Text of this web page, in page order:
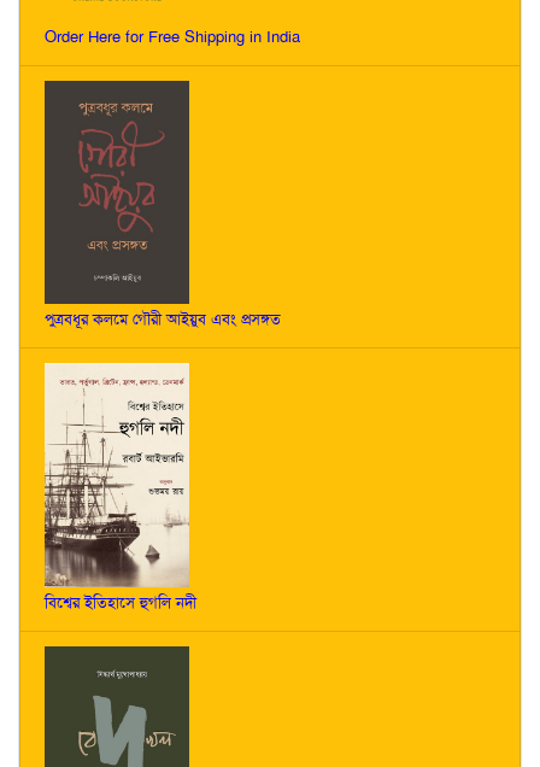
Order Here for Free Shipping in India
পুত্রবধূর কলমে গৌরী আইয়ুব এবং প্রসঙ্গত
বিশ্বের ইতিহাসে হুগলি নদী